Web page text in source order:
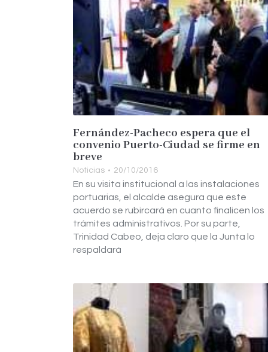
Fernández-Pacheco espera que el
convenio Puerto-Ciudad se firme en
breve
Noticias 20/10/2016
En su visita institucional a las instalaciones
portuarias, el alcalde asegura que este
acuerdo se rubircará en cuanto finalicen los
trámites administrativos. Por su parte,
Trinidad Cabeo, deja claro que la Junta lo
respaldará